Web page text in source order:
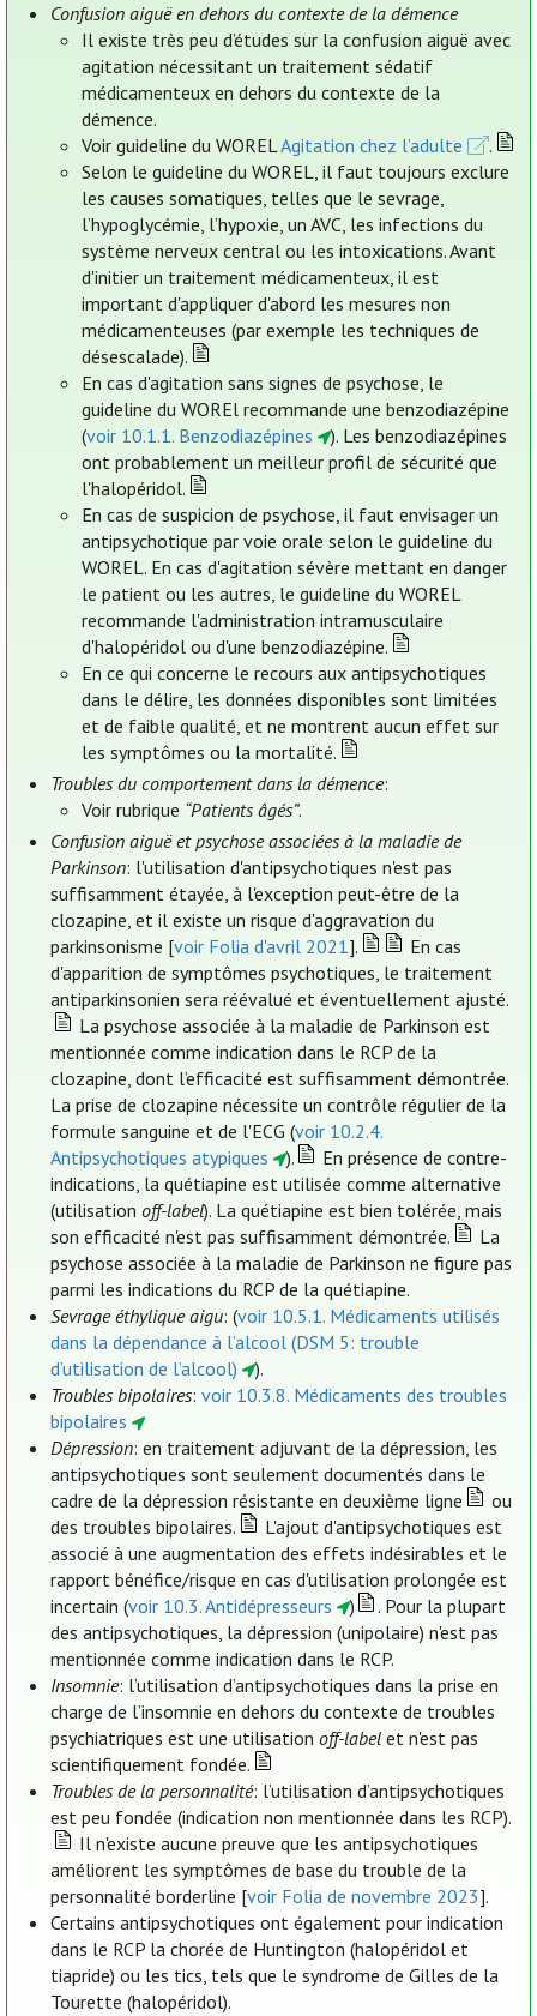
Confusion aiguë en dehors du contexte de la démence
Il existe très peu d’études sur la confusion aiguë avec
agitation nécessitant un traitement sédatif
médicamenteux en dehors du contexte de la
démence.
Voir guideline du WORELAgitation chez l’adulte
.
Selon le guideline du WOREL, il faut toujours exclure
les causes somatiques, telles que le sevrage,
l’hypoglycémie, l’hypoxie, un AVC, les infections du
système nerveux central ou les intoxications. Avant
d'initier un traitement médicamenteux, il est
important d'appliquer d'abord les mesures non
médicamenteuses (par exemple les techniques de
désescalade).
En cas d'agitation sans signes de psychose, le
guideline du WOREl recommande une benzodiazépine
(voir 10.1.1. Benzodiazépines
). Les benzodiazépines
ont probablement un meilleur profil de sécurité que
l'halopéridol.
En cas de suspicion de psychose, il faut envisager un
antipsychotique par voie orale selon le guideline du
WOREL. En cas d'agitation sévère mettant en danger
le patient ou les autres, le guideline du WOREL
recommande l'administration intramusculaire
d'halopéridol ou d'une benzodiazépine.
En ce qui concerne le recours aux antipsychotiques
dans le délire, les données disponibles sont limitées
et de faible qualité, et ne montrent aucun effet sur
les symptômes ou la mortalité.
Troubles du comportement dans la démence:
Voir rubrique “Patients âgés”.
Confusion aiguë et psychose associées à la maladie de
Parkinson: l'utilisation d'antipsychotiques n'est pas
suffisamment étayée, à l'exception peut-être de la
clozapine, et il existe un risque d'aggravation du
parkinsonisme [voir Folia d'avril 2021].
En cas
d'apparition de symptômes psychotiques, le traitement
antiparkinsonien sera réévalué et éventuellement ajusté.
La psychose associée à la maladie de Parkinson est
mentionnée comme indication dans le RCP de la
clozapine, dont l’efficacité est suffisamment démontrée.
La prise de clozapine nécessite un contrôle régulier de la
formule sanguine et de l'ECG (voir 10.2.4.
Antipsychotiques atypiques
).
En présence de contre-
indications, la quétiapine est utilisée comme alternative
(utilisationoff-label). La quétiapine est bien tolérée, mais
son efficacité n'est pas suffisamment démontrée.
La
psychose associée à la maladie de Parkinson ne figure pas
parmi les indications du RCP de la quétiapine.
Sevrage éthylique aigu: (voir 10.5.1. Médicaments utilisés
dans la dépendance à l’alcool (DSM 5: trouble
d’utilisation de l’alcool)
).
Troubles bipolaires:voir 10.3.8. Médicaments des troubles
bipolaires
Dépression: en traitement adjuvant de la dépression, les
antipsychotiques sont seulement documentés dans le
cadre de la dépression résistante en deuxième ligne
ou
des troubles bipolaires.
L'ajout d'antipsychotiques est
associé à une augmentation des effets indésirables et le
rapport bénéfice/risque en cas d'utilisation prolongée est
incertain (voir 10.3. Antidépresseurs )
. Pour la plupart
des antipsychotiques, la dépression (unipolaire) n'est pas
mentionnée comme indication dans le RCP.
Insomnie: l’utilisation d’antipsychotiques dans la prise en
charge de l’insomnie en dehors du contexte de troubles
psychiatriques est une utilisationoff-label et n'est pas
scientifiquement fondée.
Troubles de la personnalité: l’utilisation d’antipsychotiques
est peu fondée (indication non mentionnée dans les RCP).
Il n'existe aucune preuve que les antipsychotiques
améliorent les symptômes de base du trouble de la
personnalité borderline [voir Folia de novembre 2023].
Certains antipsychotiques ont également pour indication
dans le RCP la chorée de Huntington (halopéridol et
tiapride) ou les tics, tels que le syndrome de Gilles de la
Tourette (halopéridol).